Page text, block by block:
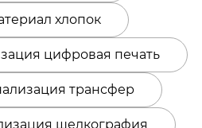
хлопок
цифровая печать
трансфер
шелкография